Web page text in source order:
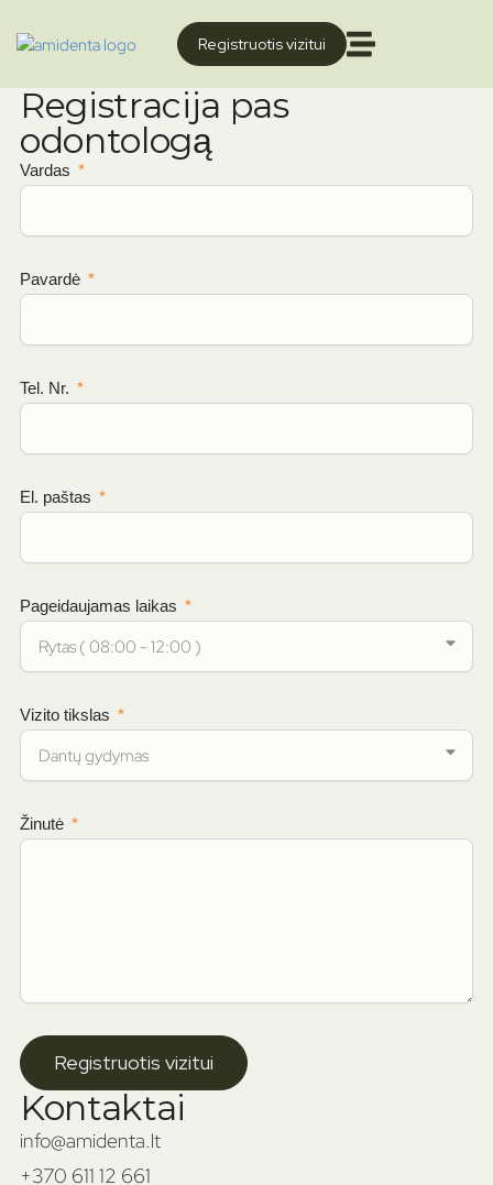
Registruotis vizitui
Registracija pas
odontologą
Vardas
Pavardė
Tel. Nr.
El. paštas
Pageidaujamas laikas
Vizito tikslas
Žinutė
Registruotis vizitui
Kontaktai
info@amidenta.lt
+370 611 12 661